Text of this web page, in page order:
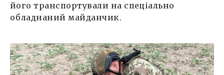
його транспортували на спеціально
обладнаний майданчик.